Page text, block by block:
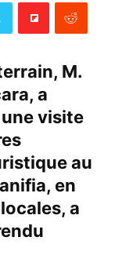
M.
a
visite
au
en
a